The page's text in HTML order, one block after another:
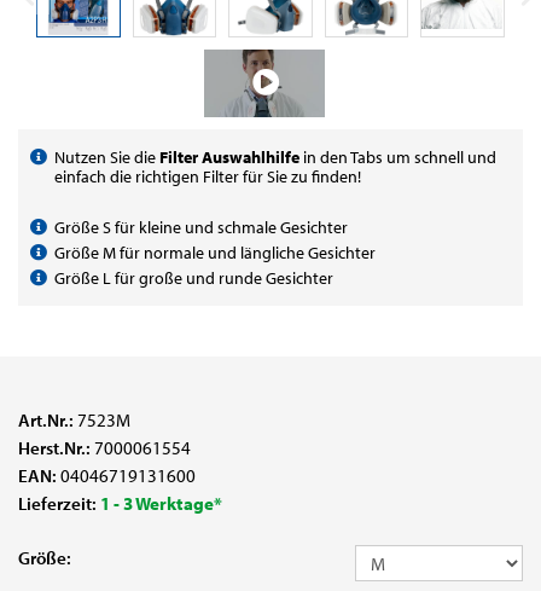
Nutzen Sie die Filter Auswahlhilfe in den Tabs um schnell und
einfach die richtigen Filter für Sie zu finden!
Größe S für kleine und schmale Gesichter
Größe M für normale und längliche Gesichter
Größe L für große und runde Gesichter
Art.Nr.: 7523M
Herst.Nr.: 7000061554
EAN: 04046719131600
Lieferzeit: 1 - 3 Werktage*
Größe: